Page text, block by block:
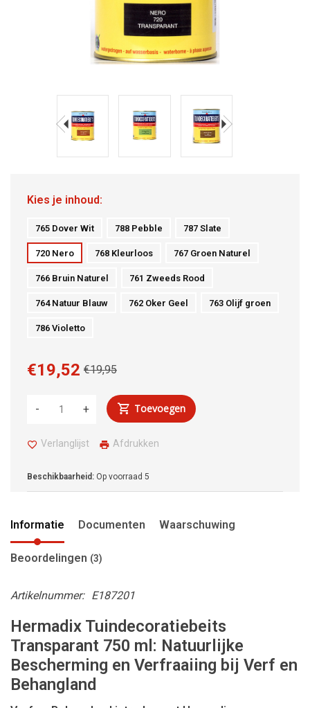
Kies je inhoud:
765 Dover Wit 788 Pebble 787 Slate
720 Nero 768 Kleurloos 767 Groen Naturel
766 Bruin Naturel 761 Zweeds Rood
764 Natuur Blauw 762 Oker Geel 763 Olijf groen
786 Violetto
€19,95
€19,52
+
- Toevoegen
Verlanglijst Afdrukken
Beschikbaarheid: Op voorraad 5
Informatie Documenten Waarschuwing
Beoordelingen (3)
Artikelnummer: E187201
Hermadix Tuindecoratiebeits
Transparant 750 ml: Natuurlijke
Bescherming en Verfraaiing bij Verf en
Behangland